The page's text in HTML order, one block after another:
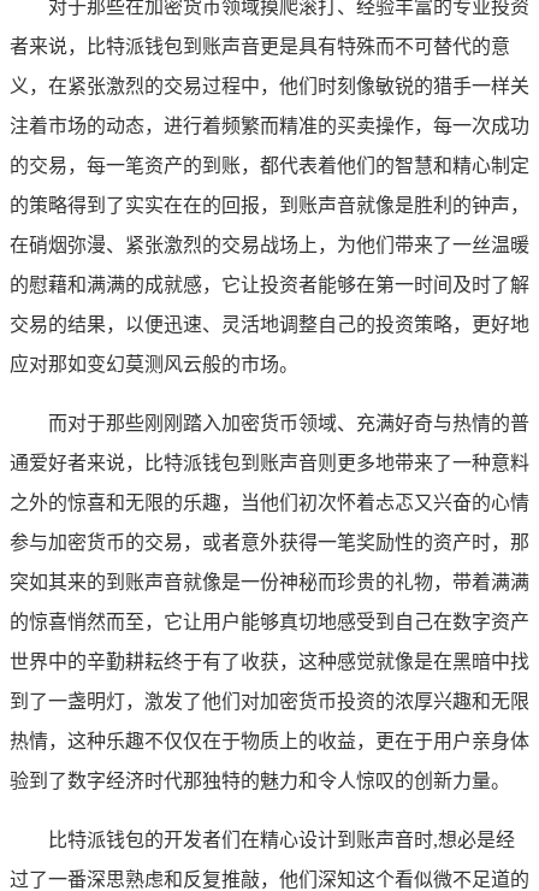
对于那些在加密货币领域摸爬滚打、经验丰富的专业投资
者来说，比特派钱包到账声音更是具有特殊而不可替代的意
义，在紧张激烈的交易过程中，他们时刻像敏锐的猎手一样关
注着市场的动态，进行着频繁而精准的买卖操作，每一次成功
的交易，每一笔资产的到账，都代表着他们的智慧和精心制定
的策略得到了实实在在的回报，到账声音就像是胜利的钟声，
在硝烟弥漫、紧张激烈的交易战场上，为他们带来了一丝温暖
的慰藉和满满的成就感，它让投资者能够在第一时间及时了解
交易的结果，以便迅速、灵活地调整自己的投资策略，更好地
应对那如变幻莫测风云般的市场。
而对于那些刚刚踏入加密货币领域、充满好奇与热情的普
通爱好者来说，比特派钱包到账声音则更多地带来了一种意料
之外的惊喜和无限的乐趣，当他们初次怀着忐忑又兴奋的心情
参与加密货币的交易，或者意外获得一笔奖励性的资产时，那
突如其来的到账声音就像是一份神秘而珍贵的礼物，带着满满
的惊喜悄然而至，它让用户能够真切地感受到自己在数字资产
世界中的辛勤耕耘终于有了收获，这种感觉就像是在黑暗中找
到了一盏明灯，激发了他们对加密货币投资的浓厚兴趣和无限
热情，这种乐趣不仅仅在于物质上的收益，更在于用户亲身体
验到了数字经济时代那独特的魅力和令人惊叹的创新力量。
比特派钱包的开发者们在精心设计到账声音时,想必是经
过了一番深思熟虑和反复推敲，他们深知这个看似微不足道的